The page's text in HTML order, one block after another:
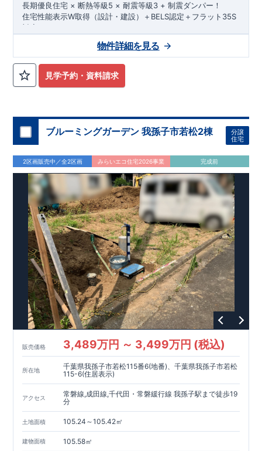
長期優良住宅 × 断熱等級5 × 耐震等級3 + 制震ダンパー！
住宅性能表示W取得（設計・建設）＋BELS認定＋フラット35S
対応！
JR東海道本線「片浜」駅までバス9分
バス停「火の見下南」まで徒歩8分
◇ 物件周辺環境 ◇
【 教育施設 】
沼津市立愛鷹小学校 約1,700m（徒歩22分）
沼津市立愛鷹中学校 約2,300m（徒歩29分）
【 買い物施設 】
クリエイトSD沼津東椎路店 約706m（徒歩9分）
マックスバリュエクスプレス沼津西沢田店 約895m（徒歩12
分）
【 その他施設 】
沼津金岡郵便局 約543m（徒歩7分）
石渡歯科クリニック 約667m（徒歩9分）
沼津信用金庫愛鷹支店 約1,200m（徒歩15分）
◇ この物件の魅力 ◇
■ 全棟4LDK＋ウォークインクローゼットを採用。収納力を確
保した暮らしやすい間取り
■ LDKはゆとりの約17帖。吹抜や折上天井・ポップアップ天井
など、開放感とデザイン性を兼ね備えた空間設計（号棟により
仕様が異なります）
■ 家事効率を高める食器洗浄乾燥機・浴室暖房換気乾燥機・室
内物干しを標準装備
■ カースペースは3台駐車可能。ご家族で複数台所有の方や来
客時にも便利です
■ ローソンまで徒歩5分、ドラッグストアやスーパーも徒歩圏
内。毎日のお買い物に便利な住環境です
◇ ブルーミングガーデンのこだわり ◇
【 全棟自社一貫体制 】
設計・施工・営業が一貫。不要な中間マージンを抑え、コスト
ダウンを実現。
【 耐震等級3取得 】
ランク「3」を取得。建築基準法の1.5倍の耐震力。
【 住宅性能評価ダブル取得 】
見学予約・資料請求
物件詳細を見る
ブルーミングガーデン 我孫子市若松2棟
分譲
住宅
2区画販売中／全2区画 みらいエコ住宅2026事業 完成前
販売価格 3,489万円 ～ 3,499万円 (税込)
所在地
千葉県我孫子市若松115番6(地番)、千葉県我孫子市若松
115-6(住居表示)
アクセス
常磐線,成田線,千代田・常磐緩行線 我孫子駅まで徒歩19
分
土地面積 105.24～105.42㎡
建物面積 105.58㎡